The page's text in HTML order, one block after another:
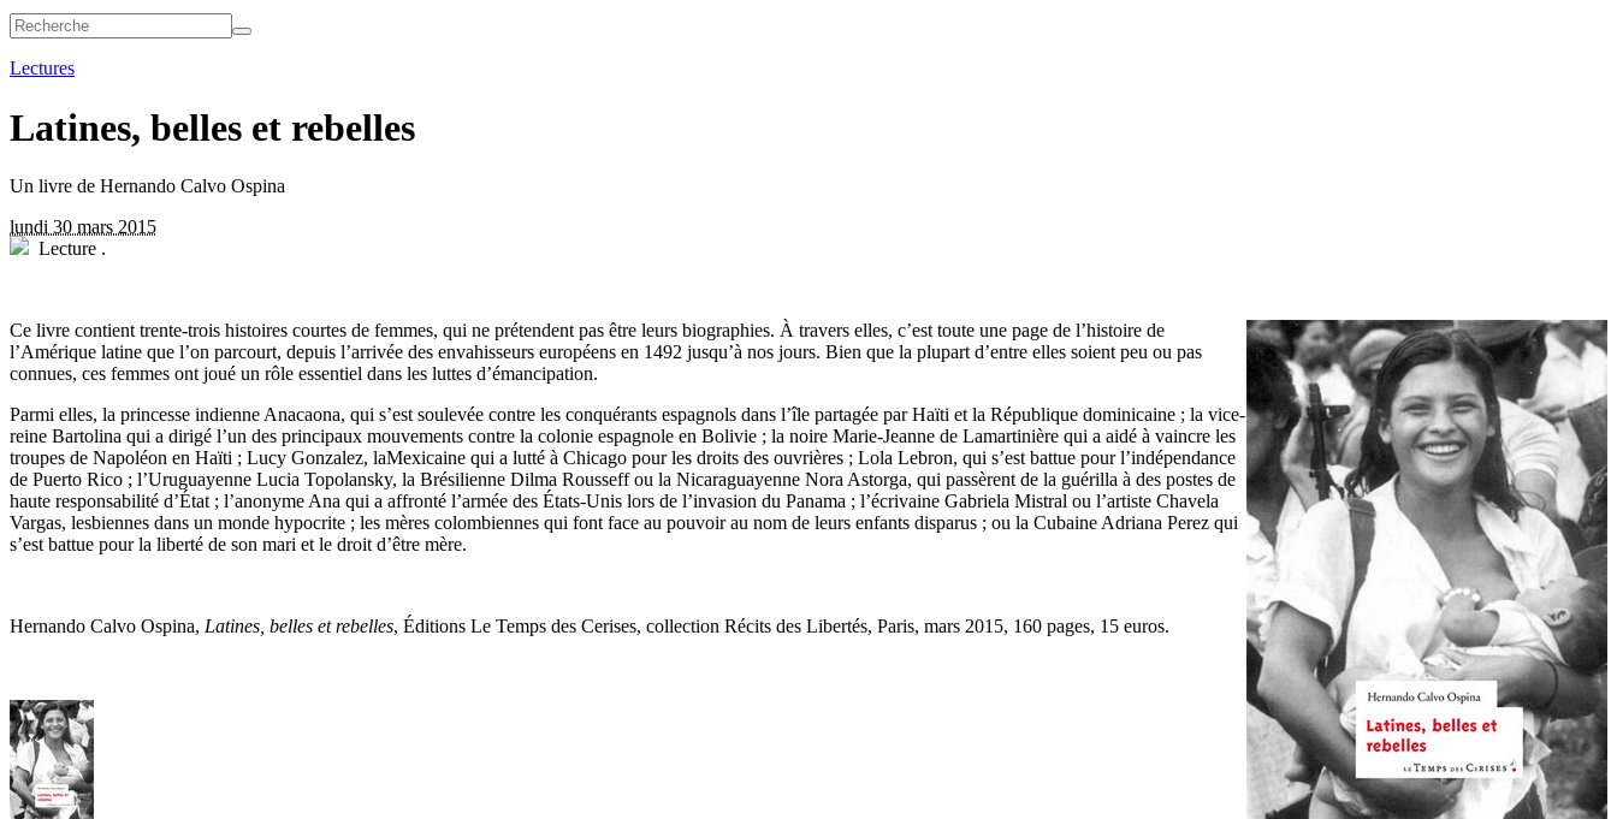
Lectures
Latines, belles et rebelles
Un livre de Hernando Calvo Ospina
lundi 30 mars 2015
Lecture .
Ce livre contient trente-trois histoires courtes de femmes, qui ne prétendent pas être leurs biographies. À travers elles, c’est toute une page de l’histoire de
l’Amérique latine que l’on parcourt, depuis l’arrivée des envahisseurs européens en 1492 jusqu’à nos jours. Bien que la plupart d’entre elles soient peu ou pas
connues, ces femmes ont joué un rôle essentiel dans les luttes d’émancipation.
Parmi elles, la princesse indienne Anacaona, qui s’est soulevée contre les conquérants espagnols dans l’île partagée par Haïti et la République dominicaine ; la vice-
reine Bartolina qui a dirigé l’un des principaux mouvements contre la colonie espagnole en Bolivie ; la noire Marie-Jeanne de Lamartinière qui a aidé à vaincre les
troupes de Napoléon en Haïti ; Lucy Gonzalez, laMexicaine qui a lutté à Chicago pour les droits des ouvrières ; Lola Lebron, qui s’est battue pour l’indépendance
de Puerto Rico ; l’Uruguayenne Lucia Topolansky, la Brésilienne Dilma Rousseff ou la Nicaraguayenne Nora Astorga, qui passèrent de la guérilla à des postes de
haute responsabilité d’État ; l’anonyme Ana qui a affronté l’armée des États-Unis lors de l’invasion du Panama ; l’écrivaine Gabriela Mistral ou l’artiste Chavela
Vargas, lesbiennes dans un monde hypocrite ; les mères colombiennes qui font face au pouvoir au nom de leurs enfants disparus ; ou la Cubaine Adriana Perez qui
s’est battue pour la liberté de son mari et le droit d’être mère.
Hernando Calvo Ospina, Latines, belles et rebelles, Éditions Le Temps des Cerises, collection Récits des Libertés, Paris, mars 2015, 160 pages, 15 euros.